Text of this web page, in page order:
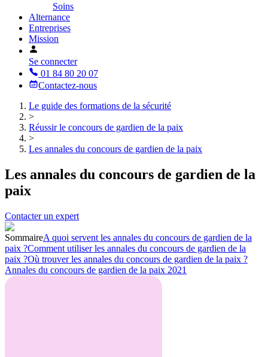
Soins
Alternance
Entreprises
Mission
Se connecter
01 84 80 20 07
Contactez-nous
Le guide des formations de la sécurité
>
Réussir le concours de gardien de la paix
>
Les annales du concours de gardien de la paix
Les annales du concours de gardien de la
paix
Contacter un expert
SommaireA quoi servent les annales du concours de gardien de la
paix ?Comment utiliser les annales du concours de gardien de la
paix ?Où trouver les annales du concours de gardien de la paix ?
Annales du concours de gardien de la paix 2021